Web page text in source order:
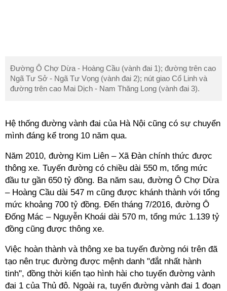
Đường Ô Chợ Dừa - Hoàng Cầu (vành đai 1); đường trên cao
Ngã Tư Sở - Ngã Tư Vọng (vành đai 2); nút giao Cổ Linh và
đường trên cao Mai Dịch - Nam Thăng Long (vành đai 3).
Hệ thống đường vành đai của Hà Nội cũng có sự chuyển
mình đáng kể trong 10 năm qua.
Năm 2010, đường Kim Liên – Xã Đàn chính thức được
thông xe. Tuyến đường có chiều dài 550 m, tổng mức
đầu tư gần 650 tỷ đồng. Ba năm sau, đường Ô Chợ Dừa
– Hoàng Cầu dài 547 m cũng được khánh thành với tổng
mức khoảng 700 tỷ đồng. Đến tháng 7/2016, đường Ô
Đống Mác – Nguyễn Khoái dài 570 m, tổng mức 1.139 tỷ
đồng cũng được thông xe.
Việc hoàn thành và thông xe ba tuyến đường nói trên đã
tạo nên trục đường được mệnh danh "đắt nhất hành
tinh", đồng thời kiến tạo hình hài cho tuyến đường vành
đai 1 của Thủ đô. Ngoài ra, tuyến đường vành đai 1 đoạn